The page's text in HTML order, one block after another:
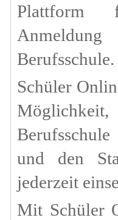
Berufsschule.
Schüler
und den
jederzeit
Mit Schüler